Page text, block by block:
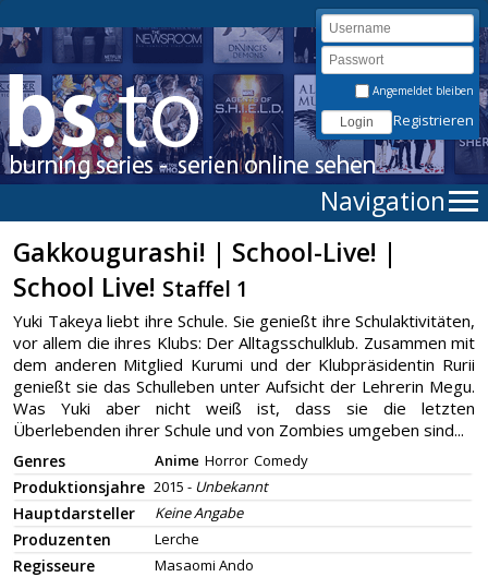
Angemeldet bleiben
Registrieren
Navigation
Gakkougurashi! | School-Live! |
School Live! Staffel 1
Yuki Takeya liebt ihre Schule. Sie genießt ihre Schulaktivitäten,
vor allem die ihres Klubs: Der Alltagsschulklub. Zusammen mit
dem anderen Mitglied Kurumi und der Klubpräsidentin Rurii
genießt sie das Schulleben unter Aufsicht der Lehrerin Megu.
Was Yuki aber nicht weiß ist, dass sie die letzten
Überlebenden ihrer Schule und von Zombies umgeben sind...
Genres Anime Horror Comedy
Produktionsjahre 2015 - Unbekannt
Hauptdarsteller Keine Angabe
Produzenten Lerche
Regisseure Masaomi Ando